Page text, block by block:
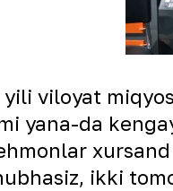
viloyat
yana-da
ikki